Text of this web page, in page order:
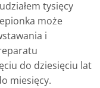
tysięcy
może
i
do dziesięciu lat
miesięcy.